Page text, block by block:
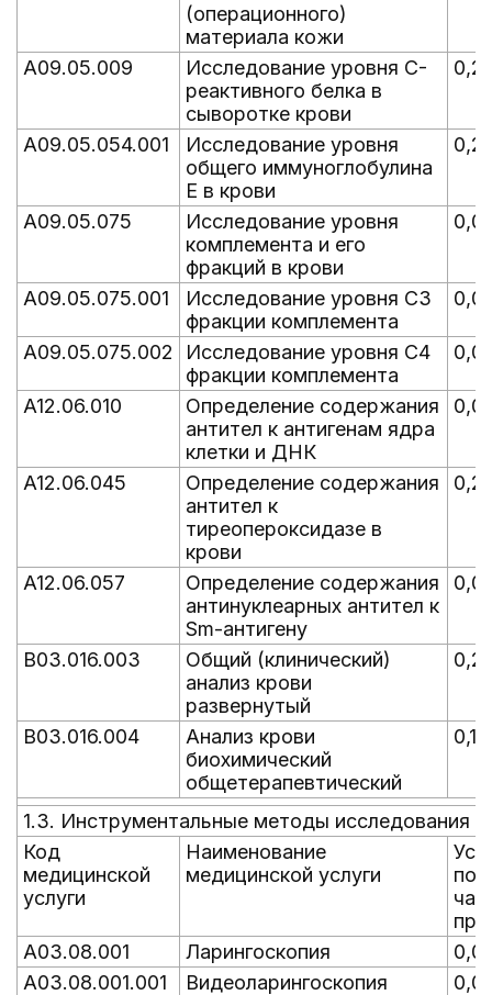
(операционного)
материала кожи
A09.05.009
Исследование уровня C-
реактивного белка в
сыворотке крови
0,2
A09.05.054.001
Исследование уровня
общего иммуноглобулина
E в крови
0,2
A09.05.075
Исследование уровня
комплемента и его
фракций в крови
A09.05.075.001
Исследование уровня C3
фракции комплемента
0,01
A09.05.075.002
Исследование уровня C4
фракции комплемента
0,01
A12.06.010
Определение содержания
антител к антигенам ядра
клетки и ДНК
A12.06.045
Определение содержания
антител к
тиреопероксидазе в
крови
0,2
A12.06.057
Определение содержания
антинуклеарных антител к
Sm-антигену
B03.016.003
Общий (клинический)
анализ крови
развернутый
0,2
B03.016.004
Анализ крови
биохимический
общетерапевтический
0,18
1.3. Инструментальные методы исследования
Код
медицинской
услуги
Наименование
медицинской услуги
A03.08.001
Ларингоскопия
A03.08.001.001
Видеоларингоскопия